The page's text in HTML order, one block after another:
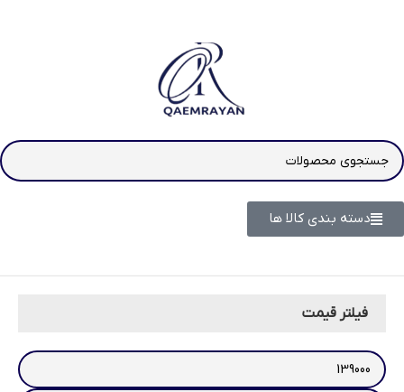
دسته بندی کالا ها
فیلتر قیمت